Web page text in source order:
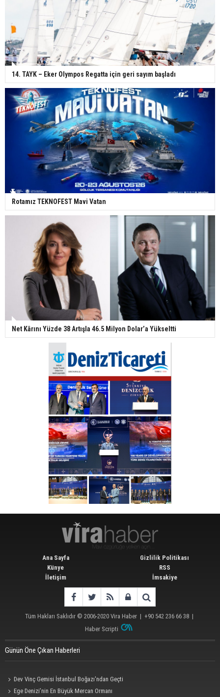
14. TAYK – Eker Olympos Regatta için geri sayım başladı
Rotamız TEKNOFEST Mavi Vatan
Net Kârını Yüzde 38 Artışla 46.5 Milyon Dolar’a Yükseltti
Ana Sayfa
Künye
İletişim
Gizlilik Politikası
RSS
İmsakiye
Tüm Hakları Saklıdır © 2006-2020 Vira Haber | +90 542 236 66 38 |
Haber Scripti
Günün Öne Çıkan Haberleri
Dev Vinç Gemisi İstanbul Boğazı'ndan Geçti
Ege Denizi’nin En Büyük Mercan Ormanı